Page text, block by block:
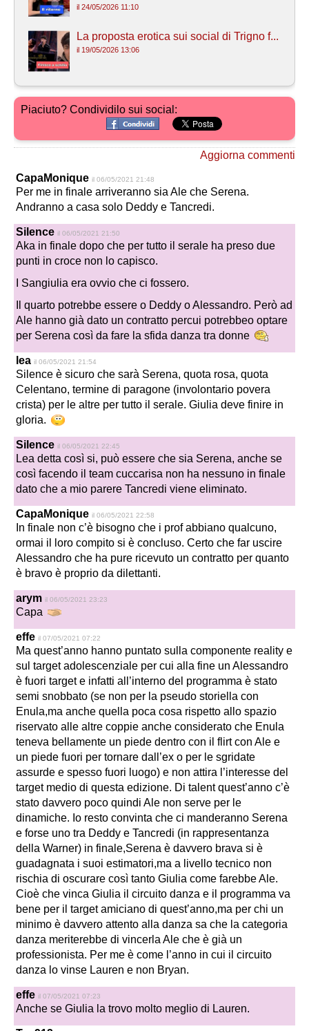
il 24/05/2026 11:10
La proposta erotica sui social di Trigno f...
il 19/05/2026 13:06
Piaciuto? Condividilo sui social:
Aggiorna commenti
CapaMonique il 06/05/2021 21:48
Per me in finale arriveranno sia Ale che Serena.
Andranno a casa solo Deddy e Tancredi.
Silence il 06/05/2021 21:50
Aka in finale dopo che per tutto il serale ha preso due
punti in croce non lo capisco.
I Sangiulia era ovvio che ci fossero.
Il quarto potrebbe essere o Deddy o Alessandro. Però ad
Ale hanno già dato un contratto percui potrebbeo optare
per Serena così da fare la sfida danza tra donne
lea il 06/05/2021 21:54
Silence è sicuro che sarà Serena, quota rosa, quota
Celentano, termine di paragone (involontario povera
crista) per le altre per tutto il serale. Giulia deve finire in
gloria.
Silence il 06/05/2021 22:45
Lea detta così si, può essere che sia Serena, anche se
così facendo il team cuccarisa non ha nessuno in finale
dato che a mio parere Tancredi viene eliminato.
CapaMonique il 06/05/2021 22:58
In finale non c’è bisogno che i prof abbiano qualcuno,
ormai il loro compito si è concluso. Certo che far uscire
Alessandro che ha pure ricevuto un contratto per quanto
è bravo è proprio da dilettanti.
arym il 06/05/2021 23:23
Capa
effe il 07/05/2021 07:22
Ma quest’anno hanno puntato sulla componente reality e
sul target adolescenziale per cui alla fine un Alessandro
è fuori target e infatti all’interno del programma è stato
semi snobbato (se non per la pseudo storiella con
Enula,ma anche quella poca cosa rispetto allo spazio
riservato alle altre coppie anche considerato che Enula
teneva bellamente un piede dentro con il flirt con Ale e
un piede fuori per tornare dall’ex o per le sgridate
assurde e spesso fuori luogo) e non attira l’interesse del
target medio di questa edizione. Di talent quest’anno c’è
stato davvero poco quindi Ale non serve per le
dinamiche. Io resto convinta che ci manderanno Serena
e forse uno tra Deddy e Tancredi (in rappresentanza
della Warner) in finale,Serena è davvero brava si è
guadagnata i suoi estimatori,ma a livello tecnico non
rischia di oscurare così tanto Giulia come farebbe Ale.
Cioè che vinca Giulia il circuito danza e il programma va
bene per il target amiciano di quest’anno,ma per chi un
minimo è davvero attento alla danza sa che la categoria
danza meriterebbe di vincerla Ale che è già un
professionista. Per me è come l’anno in cui il circuito
danza lo vinse Lauren e non Bryan.
effe il 07/05/2021 07:23
Anche se Giulia la trovo molto meglio di Lauren.